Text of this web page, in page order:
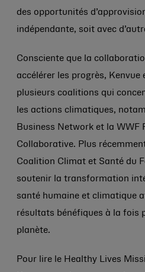
des opportunités
indépendante, soit avec
Consciente que la
accélérer les progrès,
plusieurs coalitions qui
les actions climatiques,
Business Network et la WWF
Collaborative. Plus
Coalition Climat et Santé du
soutenir la transformation
santé humaine et climatique
résultats bénéfiques à la fois
planète.
Pour lire le Healthy Lives